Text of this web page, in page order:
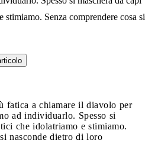
stimiamo. Senza comprendere cosa si
fatica a chiamare il diavolo per
ad individuarlo. Spesso si
che idolatriamo e stimiamo.
nasconde dietro di loro